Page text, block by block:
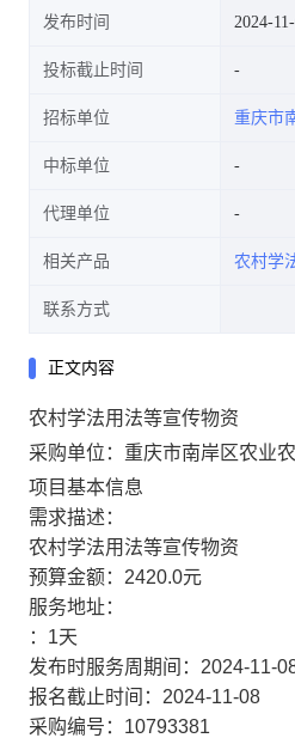
发布时间 2024-
投标截止时间
招标单位 重庆市
中标单位
代理单位
相关产品 农村学
联系方式
正文内容
农村学法用法等宣传物资
采购单位：重庆市南岸区农业
项目基本信息
需求描述：
农村学法用法等宣传物资
预算金额：2420.0元
服务地址：
：1天
发布时服务周期间：2024-11-
报名截止时间：2024-11-08
采购编号：10793381